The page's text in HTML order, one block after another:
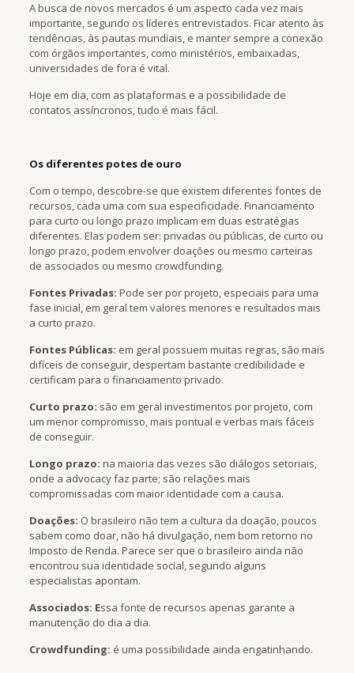
A busca de novos mercados é um aspecto cada vez mais
importante, segundo os líderes entrevistados. Ficar atento às
tendências, às pautas mundiais, e manter sempre a conexão
com órgãos importantes, como ministérios, embaixadas,
universidades de fora é vital.
Hoje em dia, com as plataformas e a possibilidade de
contatos assíncronos, tudo é mais fácil.
Os diferentes potes de ouro
Com o tempo, descobre-se que existem diferentes fontes de
recursos, cada uma com sua especificidade. Financiamento
para curto ou longo prazo implicam em duas estratégias
diferentes. Elas podem ser: privadas ou públicas, de curto ou
longo prazo, podem envolver doações ou mesmo carteiras
de associados ou mesmo crowdfunding.
Fontes Privadas: Pode ser por projeto, especiais para uma
fase inicial, em geral tem valores menores e resultados mais
a curto prazo.
Fontes Públicas: em geral possuem muitas regras, são mais
difíceis de conseguir, despertam bastante credibilidade e
certificam para o financiamento privado.
Curto prazo: são em geral investimentos por projeto, com
um menor compromisso, mais pontual e verbas mais fáceis
de conseguir.
Longo prazo: na maioria das vezes são diálogos setoriais,
onde a advocacy faz parte; são relações mais
compromissadas com maior identidade com a causa.
Doações: O brasileiro não tem a cultura da doação, poucos
sabem como doar, não há divulgação, nem bom retorno no
Imposto de Renda. Parece ser que o brasileiro ainda não
encontrou sua identidade social, segundo alguns
especialistas apontam.
Associados: Essa fonte de recursos apenas garante a
manutenção do dia a dia.
Crowdfunding: é uma possibilidade ainda engatinhando.